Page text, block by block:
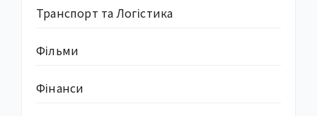
Транспорт та Логістика
Фільми
Фінанси